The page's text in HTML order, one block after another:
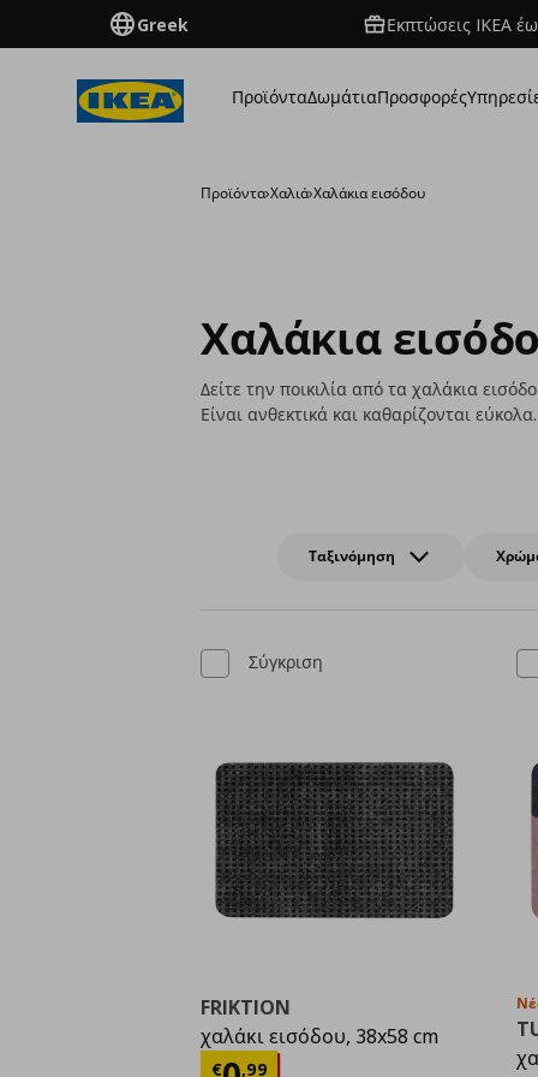
Greek Εκπτώσεις IKEA
ΠροϊόνταΔωμάτιαΠροσφορές
Προϊόντα›Χαλιά›Χαλάκια εισόδου
Χαλάκια
Δείτε την ποικιλία από τα χαλάκια
Είναι ανθεκτικά και καθαρίζονται εύκολα.
Ταξινόμηση
Σύγκριση
FRIKTION
χαλάκι εισόδου, 38x58 cm
€ ,99